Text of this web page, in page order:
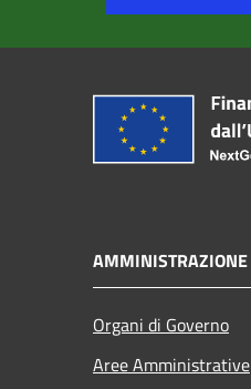
AMMINISTRAZIONE
Organi di Governo
Aree Amministrative